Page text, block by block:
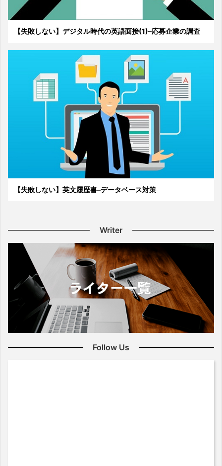
【失敗しない】デジタル時代の英語面接(1)–応募企業の調査
【失敗しない】英文履歴書–データベース対策
Writer
Follow Us